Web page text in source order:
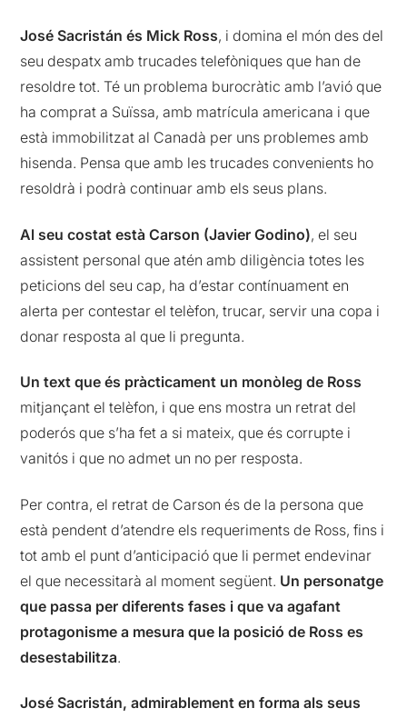
José Sacristán és Mick Ross, i domina el món des del
seu despatx amb trucades telefòniques que han de
resoldre tot. Té un problema burocràtic amb l’avió que
ha comprat a Suïssa, amb matrícula americana i que
està immobilitzat al Canadà per uns problemes amb
hisenda. Pensa que amb les trucades convenients ho
resoldrà i podrà continuar amb els seus plans.
Al seu costat està Carson (Javier Godino), el seu
assistent personal que atén amb diligència totes les
peticions del seu cap, ha d’estar contínuament en
alerta per contestar el telèfon, trucar, servir una copa i
donar resposta al que li pregunta.
Un text que és pràcticament un monòleg de Ross
mitjançant el telèfon, i que ens mostra un retrat del
poderós que s’ha fet a si mateix, que és corrupte i
vanitós i que no admet un no per resposta.
Per contra, el retrat de Carson és de la persona que
està pendent d’atendre els requeriments de Ross, fins i
tot amb el punt d’anticipació que li permet endevinar
el que necessitarà al moment següent. Un personatge
que passa per diferents fases i que va agafant
protagonisme a mesura que la posició de Ross es
desestabilitza.
José Sacristán, admirablement en forma als seus